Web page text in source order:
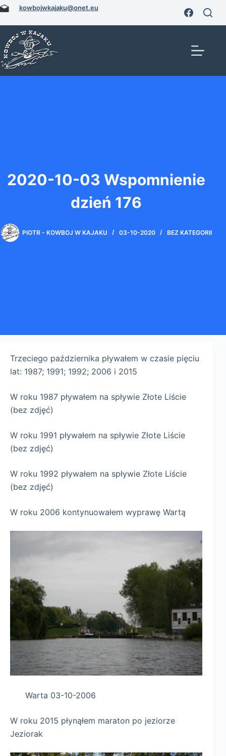
Przejdź
treści
kowbojwkajaku@onet.eu
2020-10-03 Wspomnienie
dzień 176
PIOTR - KOWBOJ W KAJAKU 03-10-2020 BEZ KATEGORII
Trzeciego października pływałem w czasie pięciu
lat: 1987; 1991; 1992; 2006 i 2015
W roku 1987 pływałem na spływie Złote Liście
(bez zdjęć)
W roku 1991 pływałem na spływie Złote Liście
(bez zdjęć)
W roku 1992 pływałem na spływie Złote Liście
(bez zdjęć)
W roku 2006 kontynuowałem wyprawę Wartą
Warta 03-10-2006
W roku 2015 płynąłem maraton po jeziorze
Jeziorak